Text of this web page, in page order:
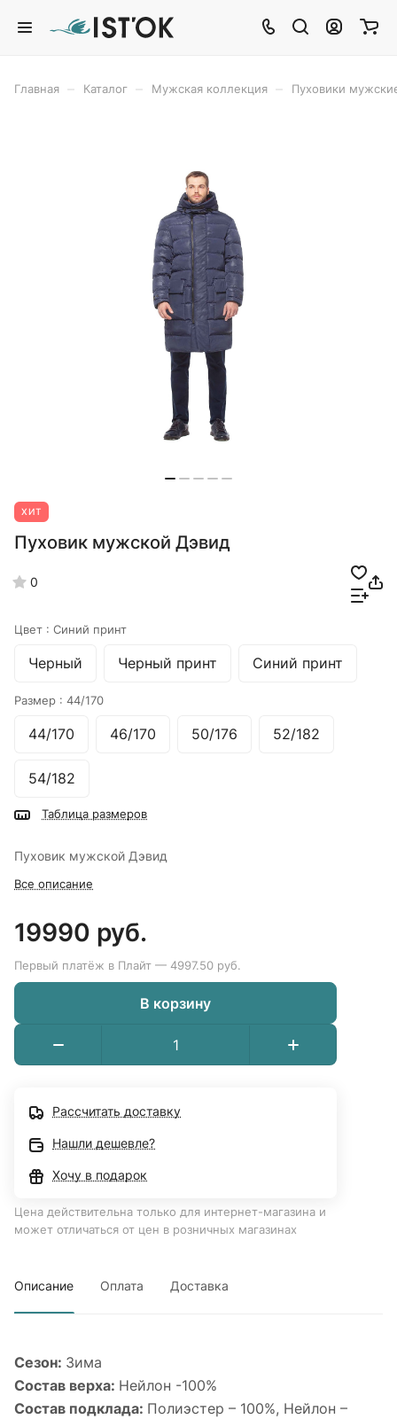
Главная Каталог Мужская коллекция Пуховики
ХИТ
Пуховик мужской Дэвид
0
Цвет : Синий принт
Черный Черный принт Синий принт
Размер : 44/170
44/170 46/170 50/176 52/182
54/182
Таблица размеров
Пуховик мужской Дэвид
Все описание
19990 руб.
Первый платёж в Плайт — 4997.50 руб.
В корзину
Рассчитать доставку
Нашли дешевле?
Хочу в подарок
Цена действительна только для интернет-магазина и
может отличаться от цен в розничных магазинах
Описание Оплата Доставка
Сезон: Зима
Состав верха: Нейлон -100%
Состав подклада: Полиэстер – 100%, Нейлон –